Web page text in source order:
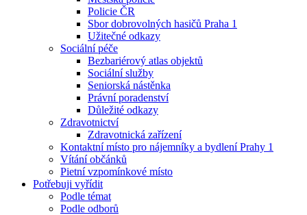
Policie ČR
Sbor dobrovolných hasičů Praha 1
Užitečné odkazy
Sociální péče
Bezbariérový atlas objektů
Sociální služby
Seniorská nástěnka
Právní poradenství
Důležité odkazy
Zdravotnictví
Zdravotnická zařízení
Kontaktní místo pro nájemníky a bydlení Prahy 1
Vítání občánků
Pietní vzpomínkové místo
Potřebuji vyřídit
Podle témat
Podle odborů